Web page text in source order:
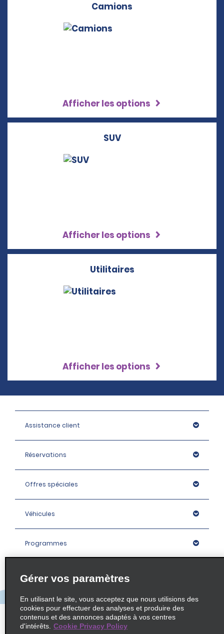
Camions
Afficher les options
SUV
Afficher les options
Utilitaires
Afficher les options
Assistance client
Réservations
Offres spéciales
Véhicules
Programmes
Entreprise
Agences
Policies / Sitemap
Gérer vos paramètres
En utilisant le site, vous acceptez que nous utilisions des
cookies pour effectuer des analyses et produire des
contenus et des annonces adaptés à vos centres
d'intérêts. Cookie Privacy Policy